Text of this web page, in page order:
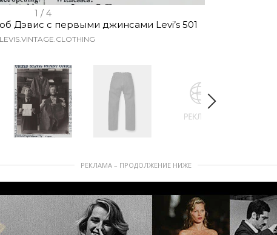
1 / 4
Дэвис с первыми джинсами Levi’s 501
РЕКЛАМА – ПРОДОЛЖЕНИЕ НИЖЕ